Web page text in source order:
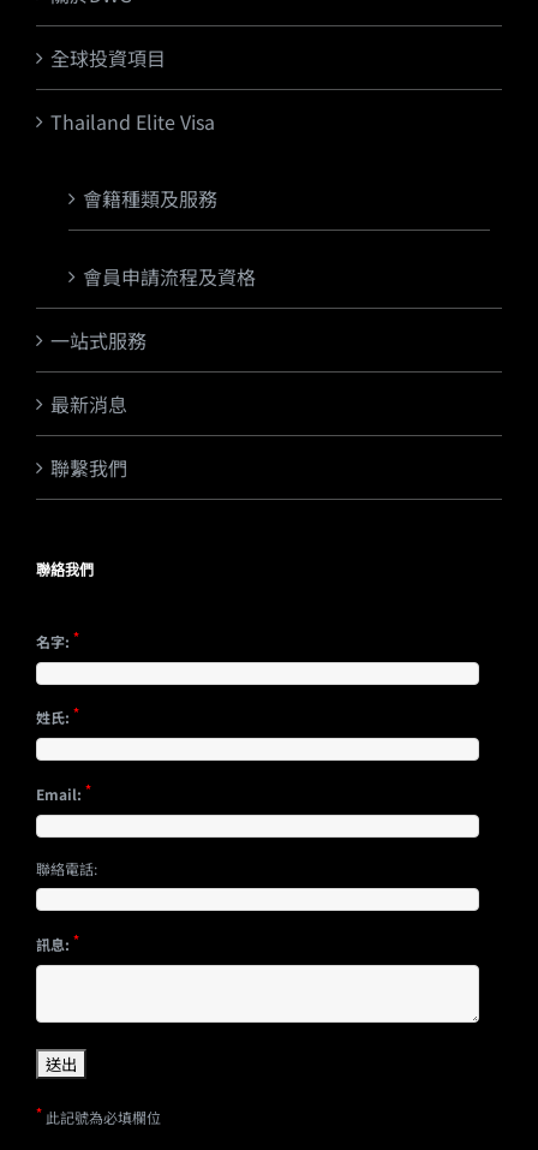
全球投資項目
Thailand Elite Visa
會籍種類及服務
會員申請流程及資格
一站式服務
最新消息
聯繫我們
聯絡我們
名字: *
姓氏: *
Email: *
聯絡電話:
訊息: *
* 此記號為必填欄位